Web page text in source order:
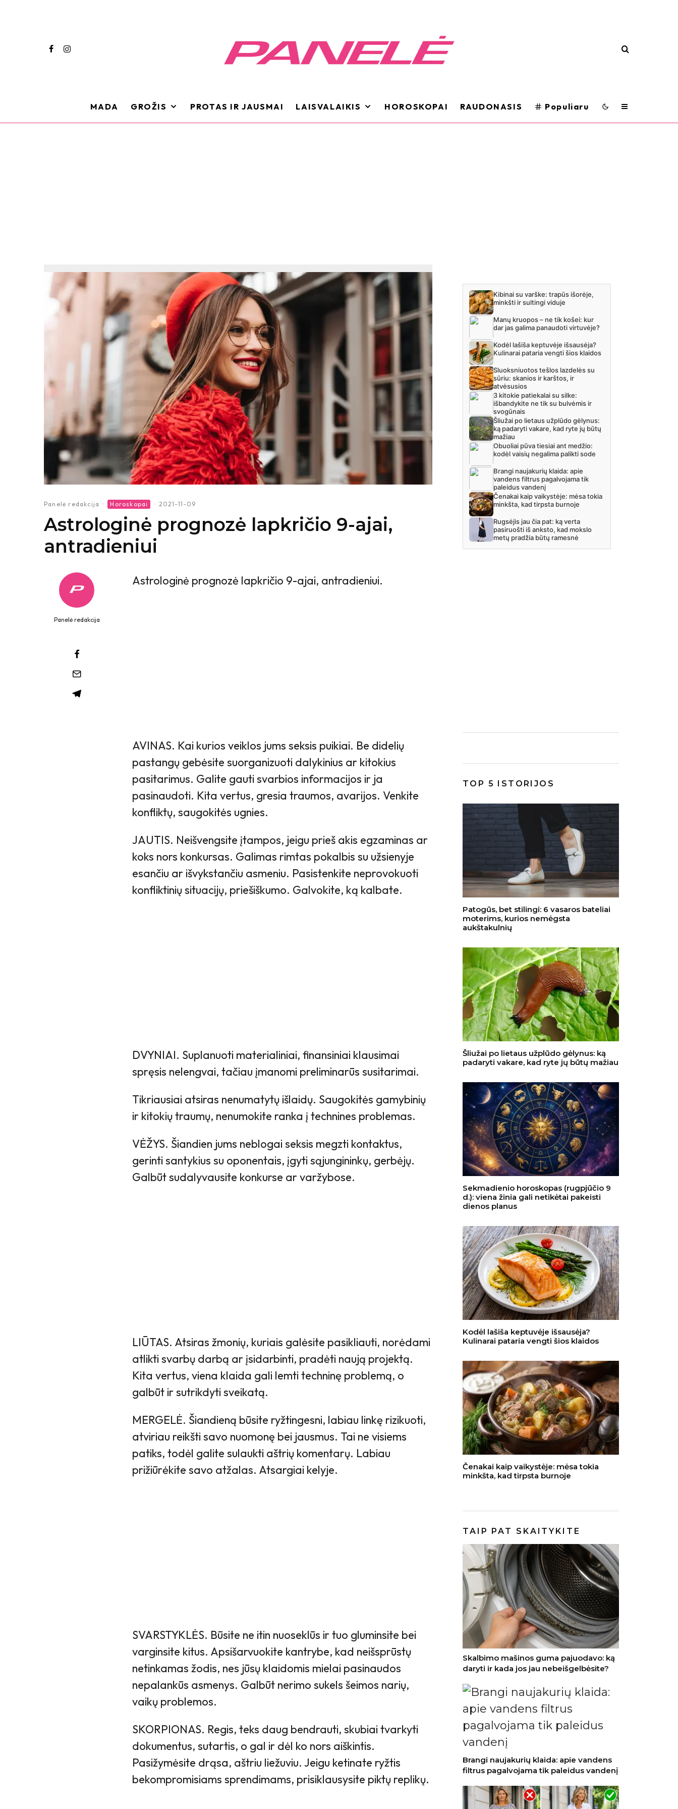
MADA GROŽIS PROTAS IR JAUSMAI LAISVALAIKIS HOROSKOPAI RAUDONASIS Populiaru
Panelė redakcija · Horoskopai · 2021-11-09
Astrologinė prognozė lapkričio 9-ajai,
antradieniui
Panelė redakcija
Astrologinė prognozė lapkričio 9-ajai, antradieniui.
AVINAS. Kai kurios veiklos jums seksis puikiai. Be didelių
pastangų gebėsite suorganizuoti dalykinius ar kitokius
pasitarimus. Galite gauti svarbios informacijos ir ja
pasinaudoti. Kita vertus, gresia traumos, avarijos. Venkite
konfliktų, saugokitės ugnies.
JAUTIS. Neišvengsite įtampos, jeigu prieš akis egzaminas ar
koks nors konkursas. Galimas rimtas pokalbis su užsienyje
esančiu ar išvykstančiu asmeniu. Pasistenkite neprovokuoti
konfliktinių situacijų, priešiškumo. Galvokite, ką kalbate.
DVYNIAI. Suplanuoti materialiniai, finansiniai klausimai
spręsis nelengvai, tačiau įmanomi preliminarūs susitarimai.
Tikriausiai atsiras nenumatytų išlaidų. Saugokitės gamybinių
ir kitokių traumų, nenumokite ranka į technines problemas.
VĖŽYS. Šiandien jums neblogai seksis megzti kontaktus,
gerinti santykius su oponentais, įgyti sąjungininkų, gerbėjų.
Galbūt sudalyvausite konkurse ar varžybose.
LIŪTAS. Atsiras žmonių, kuriais galėsite pasikliauti, norėdami
atlikti svarbų darbą ar įsidarbinti, pradėti naują projektą.
Kita vertus, viena klaida gali lemti techninę problemą, o
galbūt ir sutrikdyti sveikatą.
MERGELĖ. Šiandieną būsite ryžtingesni, labiau linkę rizikuoti,
atviriau reikšti savo nuomonę bei jausmus. Tai ne visiems
patiks, todėl galite sulaukti aštrių komentarų. Labiau
prižiūrėkite savo atžalas. Atsargiai kelyje.
SVARSTYKLĖS. Būsite ne itin nuoseklūs ir tuo gluminsite bei
varginsite kitus. Apsišarvuokite kantrybe, kad neišsprūstų
netinkamas žodis, nes jūsų klaidomis mielai pasinaudos
nepalankūs asmenys. Galbūt nerimo sukels šeimos narių,
vaikų problemos.
SKORPIONAS. Regis, teks daug bendrauti, skubiai tvarkyti
dokumentus, sutartis, o gal ir dėl ko nors aiškintis.
Pasižymėsite drąsa, aštriu liežuviu. Jeigu ketinate ryžtis
bekompromisiams sprendimams, prisiklausysite piktų replikų.
TOP 5 ISTORIJOS
Patogūs, bet stilingi: 6 vasaros bateliai
moterims, kurios nemėgsta
aukštakulnių
Šliužai po lietaus užplūdo gėlynus: ką
padaryti vakare, kad ryte jų būtų mažiau
Sekmadienio horoskopas (rugpjūčio 9
d.): viena žinia gali netikėtai pakeisti
dienos planus
Kodėl lašiša keptuvėje išsausėja?
Kulinarai pataria vengti šios klaidos
Čenakai kaip vaikystėje: mėsa tokia
minkšta, kad tirpsta burnoje
TAIP PAT SKAITYKITE
Skalbimo mašinos guma pajuodavo: ką
daryti ir kada jos jau nebeišgelbėsite?
Brangi naujakurių klaida: apie vandens
filtrus pagalvojama tik paleidus vandenį